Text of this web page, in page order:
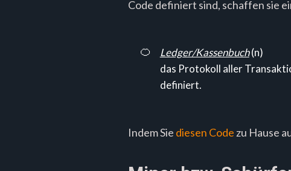
Code definiert sind, schaffen sie
🍊 Ledger/Kassenbuch(n)
das Protokoll aller
definiert.
Indem Sie diesen Code zu Hause